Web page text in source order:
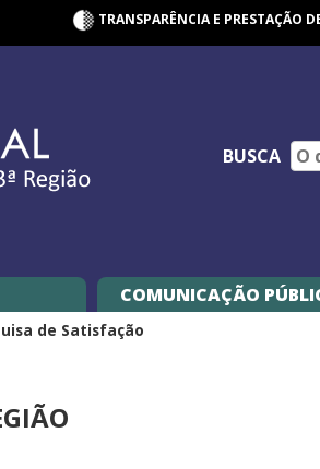
TRANSPARÊNCIA E PRESTAÇÃO
BUSCA
COMUNICAÇÃO
de Satisfação